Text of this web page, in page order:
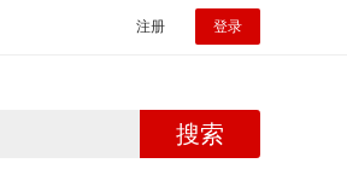
注册 登录
搜索